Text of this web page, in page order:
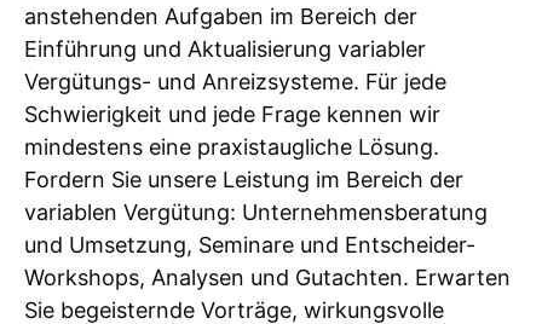
anstehenden Aufgaben im Bereich der
Einführung und Aktualisierung variabler
Vergütungs- und Anreizsysteme. Für jede
Schwierigkeit und jede Frage kennen wir
mindestens eine praxistaugliche Lösung.
Fordern Sie unsere Leistung im Bereich der
variablen Vergütung: Unternehmensberatung
und Umsetzung, Seminare und Entscheider-
Workshops, Analysen und Gutachten. Erwarten
Sie begeisternde Vorträge, wirkungsvolle